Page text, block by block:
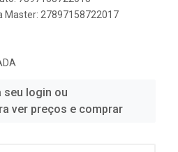
Master: 27897158722017
seu login ou
ver preços e comprar